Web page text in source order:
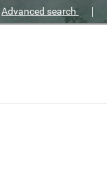
Advanced search